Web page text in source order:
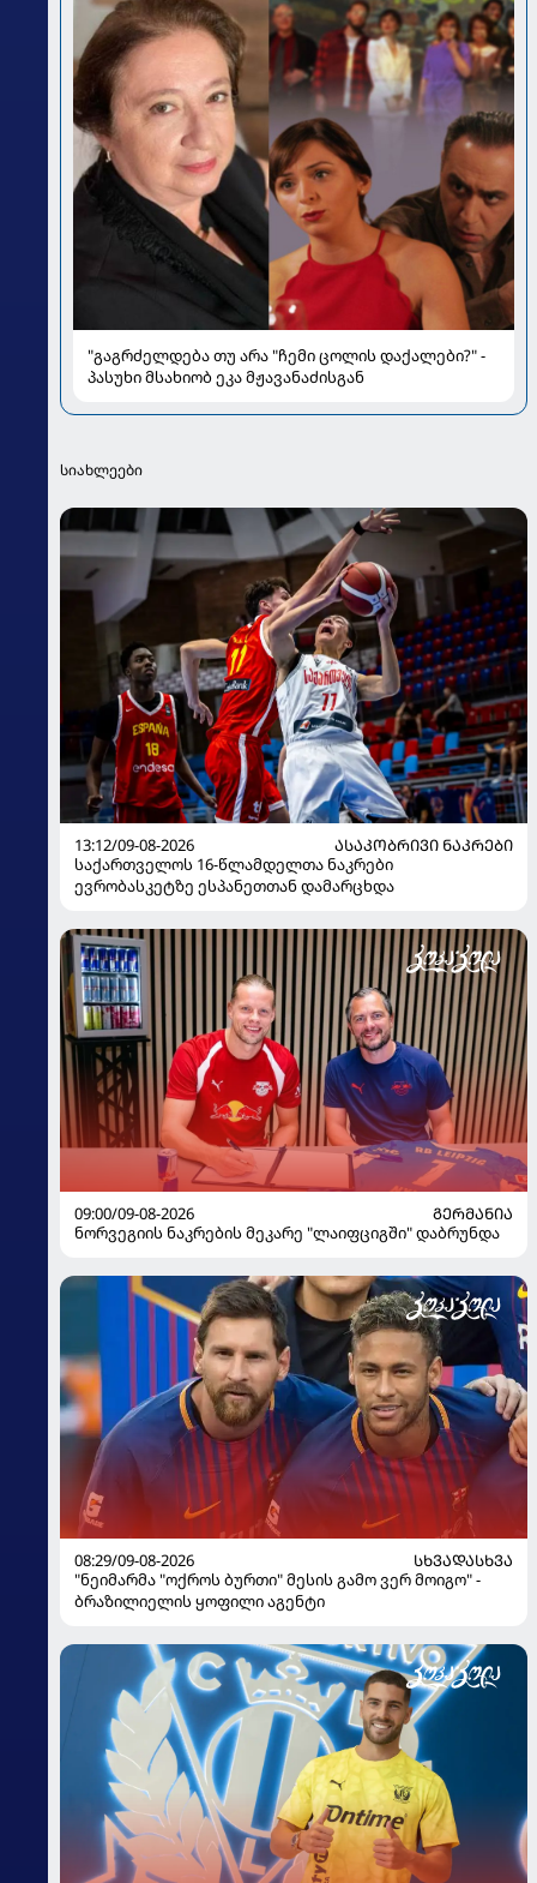
"გაგრძელდება თუ არა "ჩემი ცოლის დაქალები?" -
პასუხი მსახიობ ეკა მჟავანაძისგან
სიახლეები
13:12/09-08-2026
ᲐᲡᲐᲙᲝᲑᲠᲘᲕᲘ ᲜᲐᲙᲠᲔᲑᲘ
საქართველოს 16-წლამდელთა ნაკრები
ევრობასკეტზე ესპანეთთან დამარცხდა
09:00/09-08-2026
ᲒᲔᲠᲛᲐᲜᲘᲐ
ნორვეგიის ნაკრების მეკარე "ლაიფციგში" დაბრუნდა
08:29/09-08-2026
ᲡᲮᲕᲐᲓᲐᲡᲮᲕᲐ
"ნეიმარმა "ოქროს ბურთი" მესის გამო ვერ მოიგო" -
ბრაზილიელის ყოფილი აგენტი